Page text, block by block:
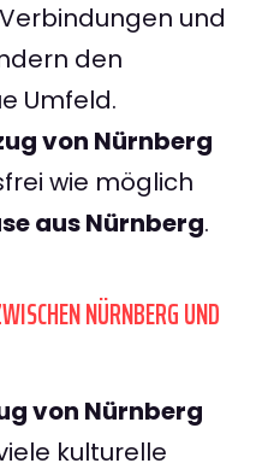
und
den
Umfeld.
von Nürnberg
wie möglich
aus Nürnberg.
NÜRNBERG UND
von Nürnberg
kulturelle